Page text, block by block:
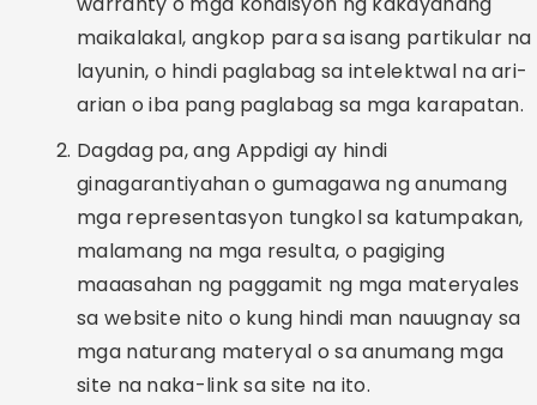
maikalakal, angkop para sa isang partikular na
layunin, o hindi paglabag sa intelektwal na ari-
arian o iba pang paglabag sa mga karapatan.
Dagdag pa, ang Appdigi ay hindi
ginagarantiyahan o gumagawa ng anumang
mga representasyon tungkol sa katumpakan,
malamang na mga resulta, o pagiging
maaasahan ng paggamit ng mga materyales
sa website nito o kung hindi man nauugnay sa
mga naturang materyal o sa anumang mga
site na naka-link sa site na ito.